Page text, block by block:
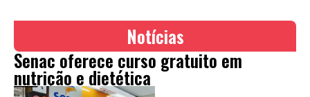
Notícias
Senac oferece curso gratuito em
nutrição e dietética